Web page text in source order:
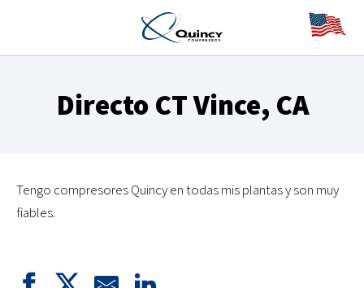
Directo CT Vince, CA
Tengo compresores Quincy en todas mis plantas y son muy
fiables.